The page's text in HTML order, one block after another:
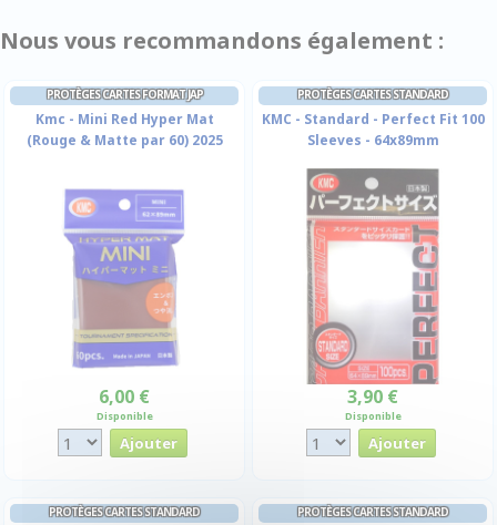
Nous vous recommandons également :
PROTÈGES CARTES FORMAT JAP
Kmc - Mini Red Hyper Mat
(Rouge & Matte par 60) 2025
6,00 €
Disponible
PROTÈGES CARTES STANDARD
KMC - Standard - Perfect Fit 100
Sleeves - 64x89mm
3,90 €
Disponible
PROTÈGES CARTES STANDARD PROTÈGES CARTES STANDARD